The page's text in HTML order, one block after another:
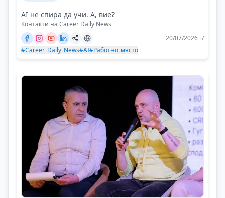
AI не спира да учи. А, вие?
Контакти на Career Daily News
20/07/2026 г/
#Career_Daily_News#AI#Работно_място